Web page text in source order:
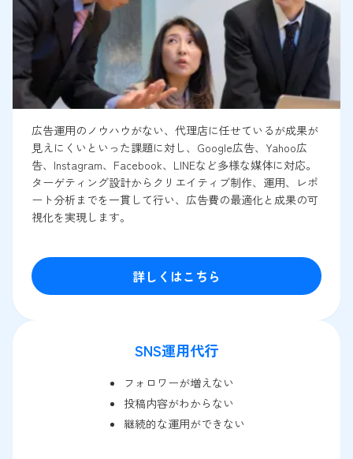
広告運用のノウハウがない、代理店に任せているが成果が
見えにくいといった課題に対し、Google広告、Yahoo広
告、Instagram、Facebook、LINEなど多様な媒体に対応。
ターゲティング設計からクリエイティブ制作、運用、レポ
ート分析までを一貫して行い、広告費の最適化と成果の可
視化を実現します。
詳しくはこちら
SNS運用代行
フォロワーが増えない
投稿内容がわからない
継続的な運用ができない